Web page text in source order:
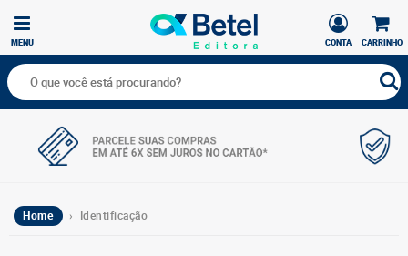
CARRINHO
CONTA
MENU
Home › Identificação